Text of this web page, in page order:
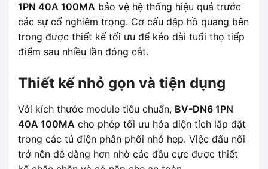
1PN 40A 100MA bảo vệ hệ thống hiệu quả trước
các sự cố nghiêm trọng. Cơ cấu dập hồ quang bên
trong được thiết kế tối ưu để kéo dài tuổi thọ tiếp
điểm sau nhiều lần đóng cắt.
Thiết kế nhỏ gọn và tiện dụng
Với kích thước module tiêu chuẩn, BV-DN6 1PN
40A 100MA cho phép tối ưu hóa diện tích lắp đặt
trong các tủ điện phân phối nhỏ hẹp. Việc đấu nối
trở nên dễ dàng hơn nhờ các đầu cực được thiết